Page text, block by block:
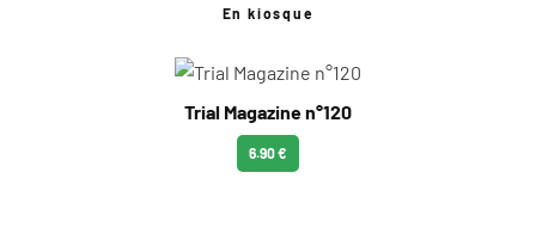
En kiosque
Trial Magazine n°120
6.90 €